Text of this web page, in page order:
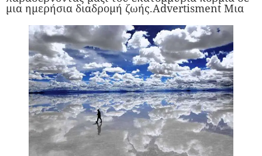
μια ημερήσια διαδρομή ζωής.Advertisment Μια